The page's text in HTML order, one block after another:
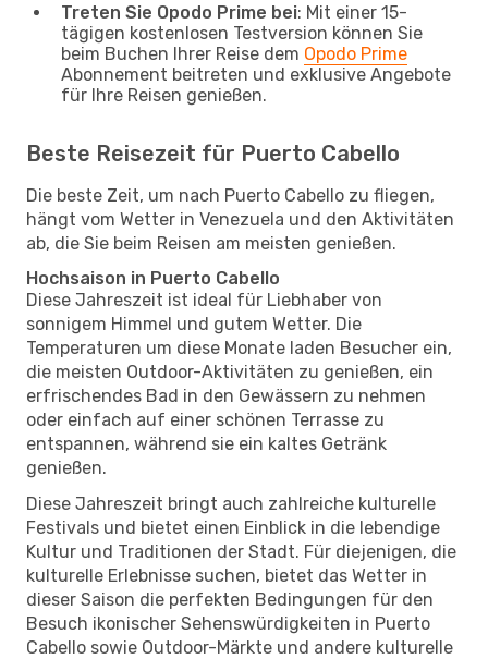
Treten Sie Opodo Prime bei: Mit einer 15-
tägigen kostenlosen Testversion können Sie
beim Buchen Ihrer Reise dem Opodo Prime
Abonnement beitreten und exklusive Angebote
für Ihre Reisen genießen.
Beste Reisezeit für Puerto Cabello
Die beste Zeit, um nach Puerto Cabello zu fliegen,
hängt vom Wetter in Venezuela und den Aktivitäten
ab, die Sie beim Reisen am meisten genießen.
Hochsaison in Puerto Cabello
Diese Jahreszeit ist ideal für Liebhaber von
sonnigem Himmel und gutem Wetter. Die
Temperaturen um diese Monate laden Besucher ein,
die meisten Outdoor-Aktivitäten zu genießen, ein
erfrischendes Bad in den Gewässern zu nehmen
oder einfach auf einer schönen Terrasse zu
entspannen, während sie ein kaltes Getränk
genießen.
Diese Jahreszeit bringt auch zahlreiche kulturelle
Festivals und bietet einen Einblick in die lebendige
Kultur und Traditionen der Stadt. Für diejenigen, die
kulturelle Erlebnisse suchen, bietet das Wetter in
dieser Saison die perfekten Bedingungen für den
Besuch ikonischer Sehenswürdigkeiten in Puerto
Cabello sowie Outdoor-Märkte und andere kulturelle